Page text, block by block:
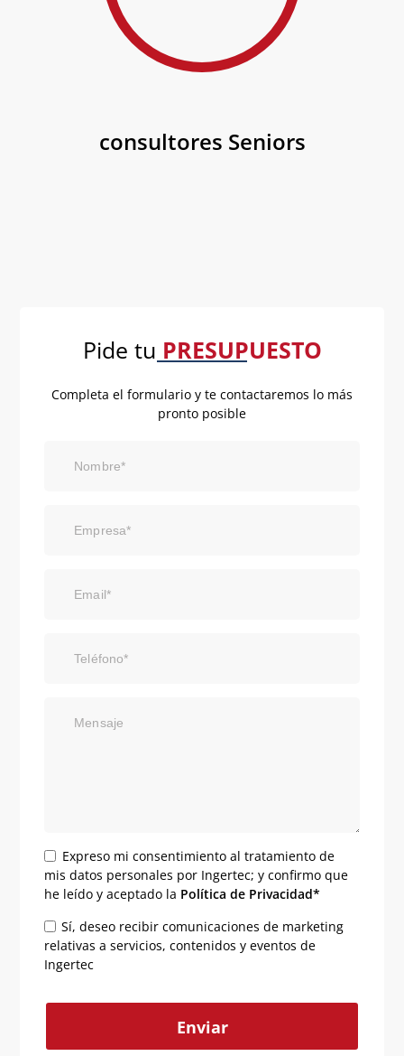
consultores Seniors
Pide tu PRESUPUESTO
Completa el formulario y te contactaremos lo más
pronto posible
Nombre*
Empresa*
Email*
Teléfono*
Mensaje
Expreso mi consentimiento al tratamiento de
mis datos personales por Ingertec; y confirmo que
he leído y aceptado la Política de Privacidad*
Sí, deseo recibir comunicaciones de marketing
relativas a servicios, contenidos y eventos de
Ingertec